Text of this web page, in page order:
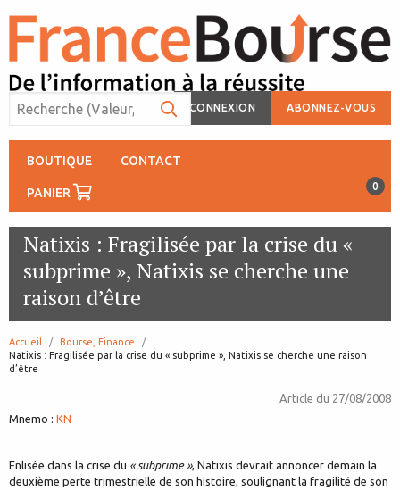
CONNEXION ABONNEZ-VOUS
BOUTIQUE CONTACT
PANIER 0
Natixis : Fragilisée par la crise du «
subprime », Natixis se cherche une
raison d’être
Accueil
Bourse, Finance
page:
Natixis : Fragilisée par la crise du « subprime », Natixis se cherche une raison
d’être
Article du 27/08/2008
Mnemo : KN
Enlisée dans la crise du « subprime », Natixis devrait annoncer demain la
deuxième perte trimestrielle de son histoire, soulignant la fragilité de son